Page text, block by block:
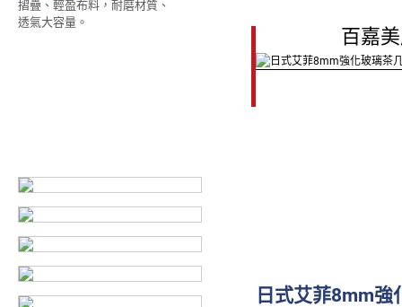
摺疊、輕盈布料，耐磨材質、
透氣大容量。
百嘉
日式艾菲8mm強